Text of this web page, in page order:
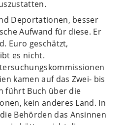
Deportationen, besser
Aufwand für diese. Er
Euro geschätzt,
es nicht.
kamen auf das Zwei- bis
führt Buch über die
kein anderes Land. In
Behörden das Ansinnen